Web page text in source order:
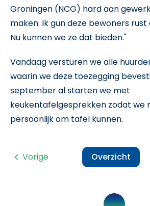
Groningen (NCG) hard aan
maken. Ik gun deze bewoners
Nu kunnen we ze dat bieden."
Vandaag versturen we alle
waarin we deze toezegging
september al starten we met
keukentafelgesprekken zodat we
persoonlijk om tafel kunnen.
Overzicht
Vorige